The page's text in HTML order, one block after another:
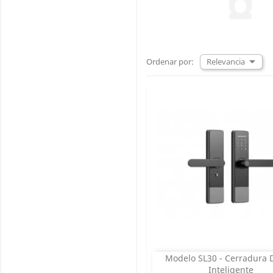
Ordenar por: Relevancia 
Modelo SL30 - Cerradura
Inteligente
Vista rápida